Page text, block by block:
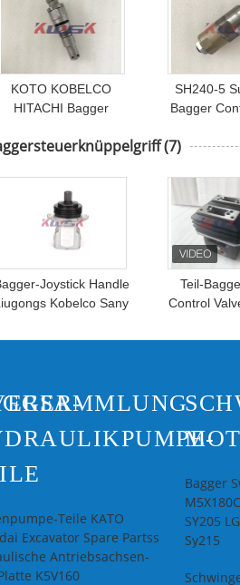
KOTO KOBELCO
HITACHI Bagger
373713 1373713
SH240-5
Bagger
(7)
Joystick Handle
Kobelco Sany
Teile YN30V00111F
Teil-
Control
8 des
Teile KATO
Excavator Spare Partss
Antriebsachsen-
K5V160
Bagger
SY205
Sy215